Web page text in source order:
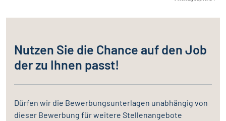
Nutzen Sie die Chance auf den Job
der zu Ihnen passt!
Dürfen wir die Bewerbungsunterlagen unabhängig von
dieser Bewerbung für weitere Stellenangebote